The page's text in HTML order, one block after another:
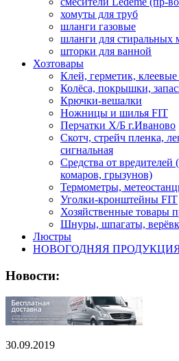
хомуты для труб
шланги газовые
шланги для стиральных
шторки для ванной
Хозтовары
Клей, герметик,
Колёса, покрышки,
Крючки-вешалки
Ножницы и шилья FIT
Перчатки Х/Б г.Иваново
Скотч, стрейч пленка,
сигнальная
Средства от вредителей
комаров, грызунов)
Термометры,
Уголки-кронштейны FIT
Хозяйственные товары
Шнуры, шпагаты,
Люстры
НОВОГОДНЯЯ
Новости:
30.09.2019